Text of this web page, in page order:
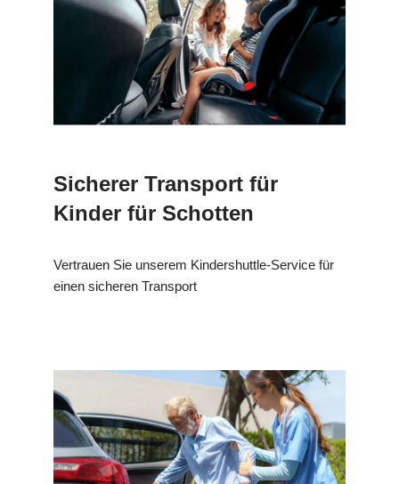
Sicherer Transport für
Kinder für Schotten
Vertrauen Sie unserem Kindershuttle-Service für
einen sicheren Transport